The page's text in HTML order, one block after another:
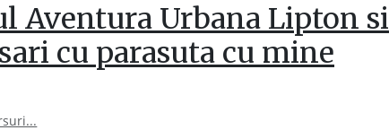
Aventura Urbana Lipton si
cu parasuta cu mine